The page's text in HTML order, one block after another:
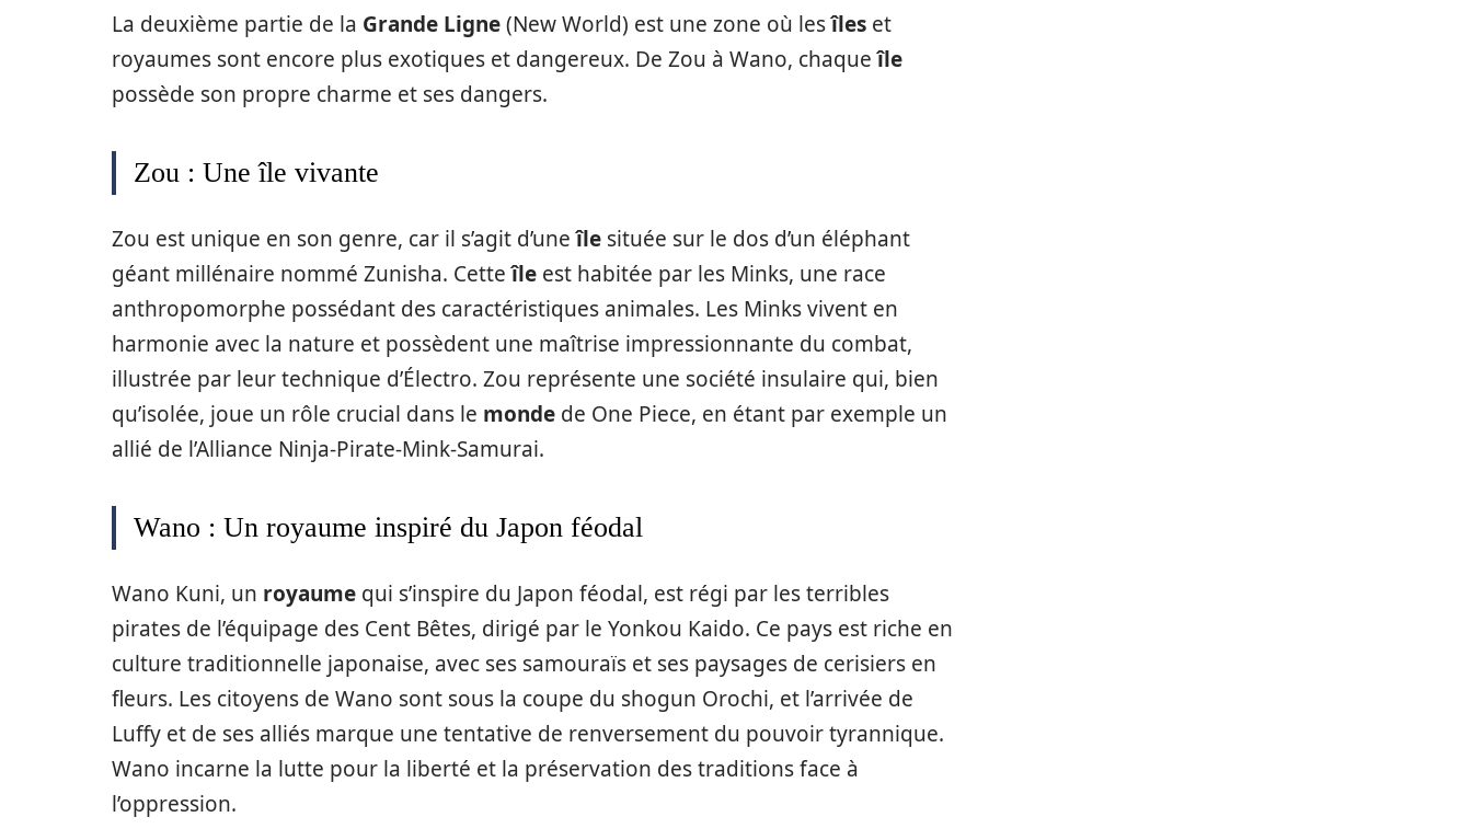
La deuxième partie de la Grande Ligne(New World) est une zone où lesîles et
royaumes sont encore plus exotiques et dangereux. De Zou à Wano, chaqueîle
possède son propre charme et ses dangers.
Zou : Une île vivante
Zou est unique en son genre, car il s’agit d’uneîle située sur le dos d’un éléphant
géant millénaire nommé Zunisha. Cetteîle est habitée par les Minks, une race
anthropomorphe possédant des caractéristiques animales. Les Minks vivent en
harmonie avec la nature et possèdent une maîtrise impressionnante du combat,
illustrée par leur technique d’Électro. Zou représente une société insulaire qui, bien
qu’isolée, joue un rôle crucial dans le monde de One Piece, en étant par exemple un
allié de l’Alliance Ninja-Pirate-Mink-Samurai.
Wano : Un royaume inspiré du Japon féodal
Wano Kuni, un royaume qui s’inspire du Japon féodal, est régi par les terribles
pirates de l’équipage des Cent Bêtes, dirigé par le Yonkou Kaido. Ce pays est riche en
culture traditionnelle japonaise, avec ses samouraïs et ses paysages de cerisiers en
fleurs. Les citoyens de Wano sont sous la coupe du shogun Orochi, et l’arrivée de
Luffy et de ses alliés marque une tentative de renversement du pouvoir tyrannique.
Wano incarne la lutte pour la liberté et la préservation des traditions face à
l’oppression.